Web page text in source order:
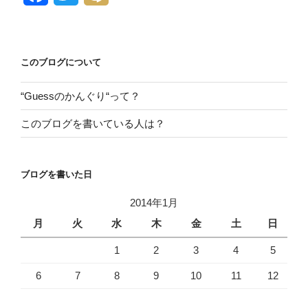
e
b
o
o
t
t
r
このブログについて
“Guessのかんぐり“って？
このブログを書いている人は？
ブログを書いた日
2014年1月
月
火 水 木 金 土 日
1 2 3 4 5
6 7 8 9 10 11 12